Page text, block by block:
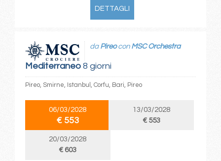
DETTAGLI
Mediterraneo8 giorni
da Pireocon MSC Orchestra
Pireo, Smirne, Istanbul, Corfu, Bari, Pireo
06/03/2028
€ 553
13/03/2028
€ 553
20/03/2028
€ 603